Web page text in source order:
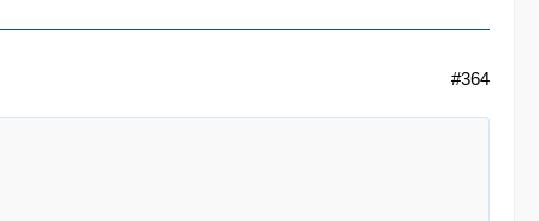
#364